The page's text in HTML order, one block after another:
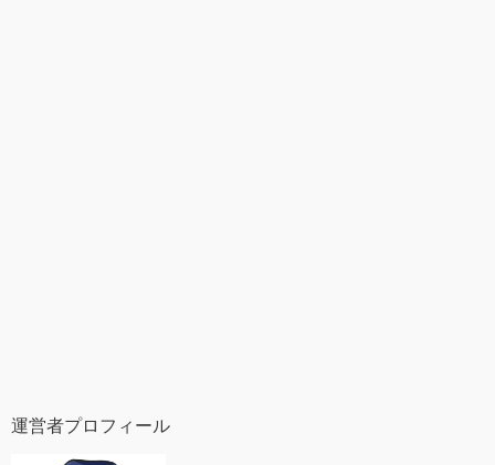
運営者プロフィール